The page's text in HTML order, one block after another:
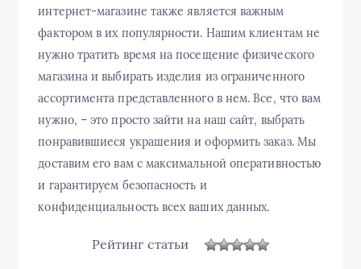
интернет-магазине также является важным
фактором в их популярности. Нашим клиентам не
нужно тратить время на посещение физического
магазина и выбирать изделия из ограниченного
ассортимента представленного в нем. Все, что вам
нужно, – это просто зайти на наш сайт, выбрать
понравившиеся украшения и оформить заказ. Мы
доставим его вам с максимальной оперативностью
и гарантируем безопасность и
конфиденциальность всех ваших данных.
Рейтинг статьи